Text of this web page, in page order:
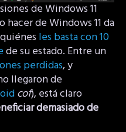
de Windows 11
hacer de Windows 11 da
les basta con 10
de su estado. Entre un
perdidas, y
llegaron de
cof), está claro
demasiado de